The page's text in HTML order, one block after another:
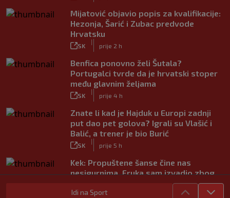
Mijatović objavio popis za kvalifikacije:
Hezonja, Šarić i Zubac predvode
Hrvatsku
SK
|
prije 2 h
Benfica ponovno želi Šutala?
Portugalci tvrde da je hrvatski stoper
među glavnim željama
SK
|
prije 4 h
Znate li kad je Hajduk u Europi zadnji
put dao pet golova? Igrali su Vlašić i
Balić, a trener je bio Burić
SK
|
prije 5 h
Kek: Propuštene šanse čine nas
nesigurnima. Fruka sam izvadio zbog
ozljede, pripremamo se na život bez
njega
Idi na Sport